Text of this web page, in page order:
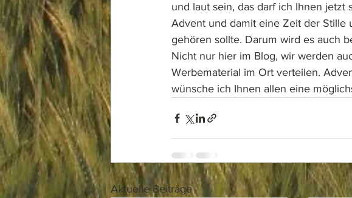
und laut sein, das darf ich Ihnen
Advent und damit eine Zeit der Stille
gehören sollte. Darum wird es auch
Nicht nur hier im Blog, wir werden
Werbematerial im Ort verteilen.
wünsche ich Ihnen allen eine
Aktuelle Beiträge